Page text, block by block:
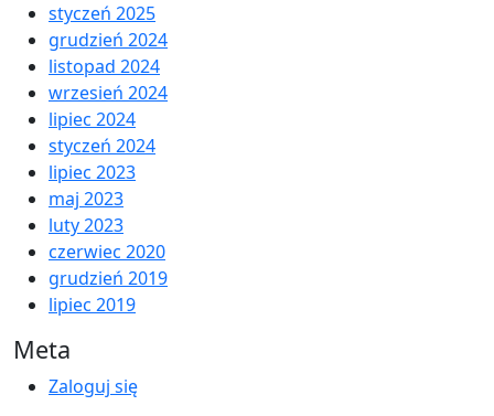
styczeń 2025
grudzień 2024
listopad 2024
wrzesień 2024
lipiec 2024
styczeń 2024
lipiec 2023
maj 2023
luty 2023
czerwiec 2020
grudzień 2019
lipiec 2019
Meta
Zaloguj się